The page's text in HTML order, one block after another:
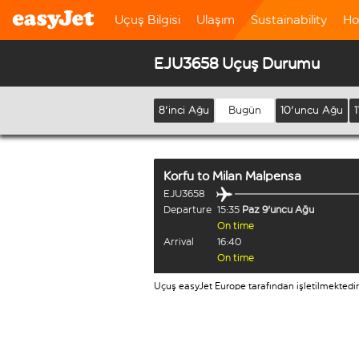
Uçuş Bilgisi Ulaşım Sustainability
EJU3658 Uçuş Durumu
8'inci Ağu Bugün 10'uncu Ağu
Korfu to Milan Malpensa
EJU3658
Departure 15:35 Paz 9'uncu Ağu
On time
Arrival
16:40
On time
Uçuş easyJet Europe tarafından işletilmektedir